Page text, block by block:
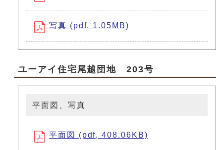
写真 (pdf, 1.05MB)
ユーアイ住宅尾越団地 203号
平面図、写真
平面図 (pdf, 408.06KB)